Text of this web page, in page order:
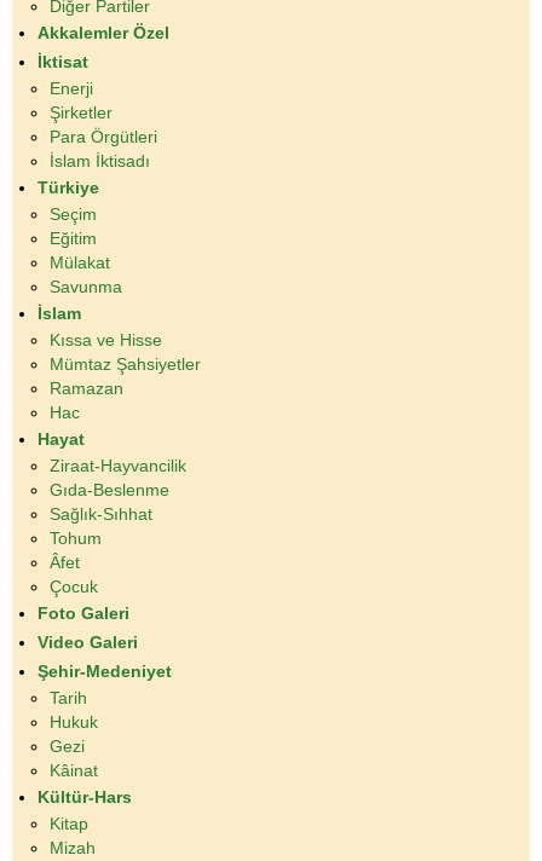
Diğer Partiler
Akkalemler Özel
İktisat
Enerji
Şirketler
Para Örgütleri
İslam İktisadı
Türkiye
Seçim
Eğitim
Mülakat
Savunma
İslam
Kıssa ve Hisse
Mümtaz Şahsiyetler
Ramazan
Hac
Hayat
Ziraat-Hayvancilik
Gıda-Beslenme
Sağlık-Sıhhat
Tohum
Âfet
Çocuk
Foto Galeri
Video Galeri
Şehir-Medeniyet
Tarih
Hukuk
Gezi
Kâinat
Kültür-Hars
Kitap
Mizah